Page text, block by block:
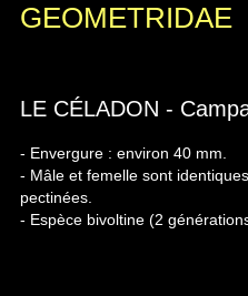
GEOMETRIDAE
LE CÉLADON -
- Envergure : environ 40 mm.
- Mâle et femelle sont
pectinées.
- Espèce bivoltine (2